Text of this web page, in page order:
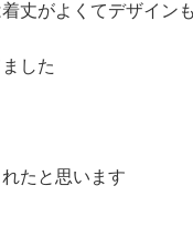
丈がよくてデザイン
した
たと思います